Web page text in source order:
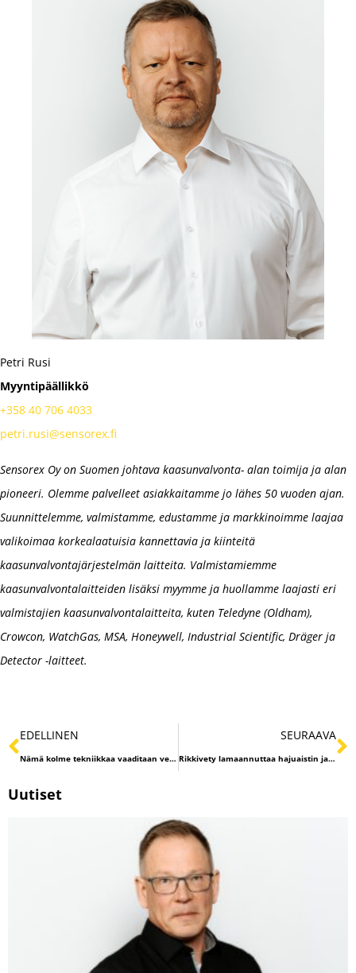
Petri Rusi
Myyntipäällikkö
+358 40 706 4033
petri.rusi@sensorex.fi
Sensorex Oy on Suomen johtava kaasunvalvonta- alan toimija ja alan
pioneeri. Olemme palvelleet asiakkaitamme jo lähes 50 vuoden ajan.
Suunnittelemme, valmistamme, edustamme ja markkinoimme laajaa
valikoimaa korkealaatuisia kannettavia ja kiinteitä
kaasunvalvontajärjestelmän laitteita. Valmistamiemme
kaasunvalvontalaitteiden lisäksi myymme ja huollamme laajasti eri
valmistajien kaasunvalvontalaitteita, kuten Teledyne (Oldham),
Crowcon, WatchGas, MSA, Honeywell, Industrial Scientific, Dräger ja
Detector -laitteet.
EDELLINEN
Nämä kolme tekniikkaa vaaditaan vedyn valvontaan – vety on haastava kaasu valvoa
SEURAAVA
Rikkivety lamaannuttaa hajuaistin ja voi tappaa minuuteissa – näin varmistat turvalliset pitoisuudet työpaikalla
Uutiset